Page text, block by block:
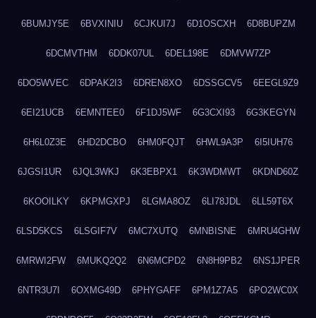
6BUMJY5E 6BVXINIU 6CJKUI7J 6D1OSCXH 6D8BUPZM
6DCMVTHM 6DDK07UL 6DEL198E 6DMVW7ZP
6DO5WVEC 6DPAK2I3 6DREN8XO 6DSSGCV5 6EEGL9Z9
6EI21UCB 6EMNTEE0 6F1DJ5WF 6G3CXI93 6G3KEGYN
6H6L0Z3E 6HD2DCBO 6HM0FQJT 6HWL9A3P 6I5IUH76
6JGSI1UR 6JQL3WKJ 6K3EBPX1 6K3WDMWT 6KDND60Z
6KOOILKY 6KPMGXPJ 6LGMA8OZ 6LI78JDL 6LL59T6X
6LSD5KCS 6LSGIF7V 6MC7XUTQ 6MNBISNE 6MRU4GHW
6MRWI2FW 6MUKQ2Q2 6N6MCPD2 6N8H9PB2 6NS1JPER
6NTR3U7I 6OXMG49D 6PHYGAFF 6PM1Z7A5 6PO2WC0X